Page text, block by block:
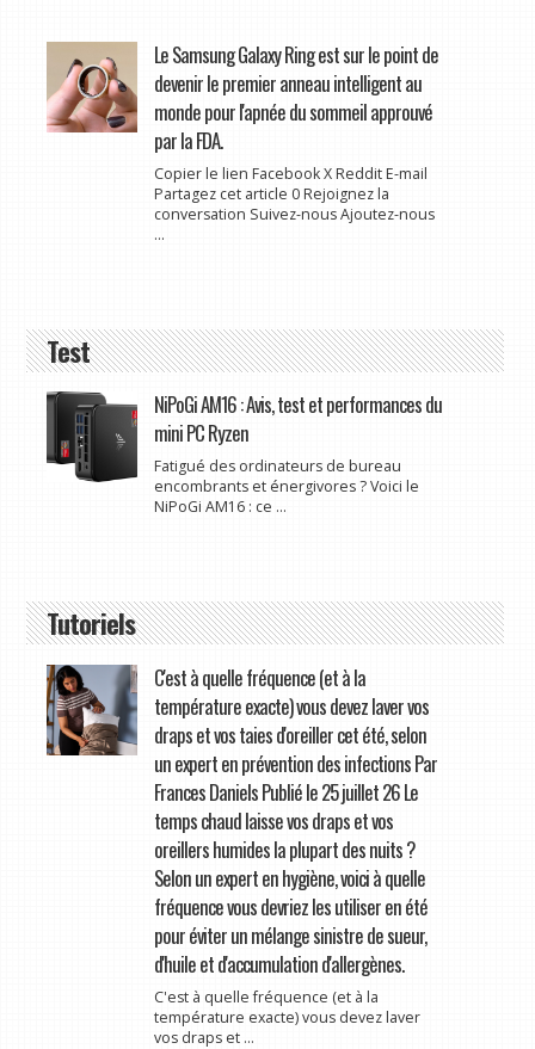
Le Samsung Galaxy Ring est sur le point de
devenir le premier anneau intelligent au
monde pour l'apnée du sommeil approuvé
par la FDA.
Copier le lien Facebook X Reddit E-mail
Partagez cet article 0 Rejoignez la
conversation Suivez-nous Ajoutez-nous
...
Test
NiPoGi AM16 : Avis, test et performances du
mini PC Ryzen
Fatigué des ordinateurs de bureau
encombrants et énergivores ? Voici le
NiPoGi AM16 : ce ...
Tutoriels
C'est à quelle fréquence (et à la
température exacte) vous devez laver vos
draps et vos taies d'oreiller cet été, selon
un expert en prévention des infections Par
Frances Daniels Publié le 25 juillet 26 Le
temps chaud laisse vos draps et vos
oreillers humides la plupart des nuits ?
Selon un expert en hygiène, voici à quelle
fréquence vous devriez les utiliser en été
pour éviter un mélange sinistre de sueur,
d'huile et d'accumulation d'allergènes.
C'est à quelle fréquence (et à la
température exacte) vous devez laver
vos draps et ...